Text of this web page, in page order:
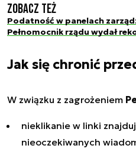
Zobacz też
Podatność w panelach
Pełnomocnik rządu wydał
Jak się chronić
W związku z zagrożeniem
nieklikanie w linki
nieoczekiwanych